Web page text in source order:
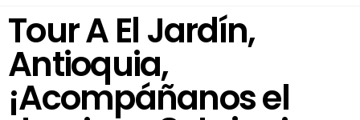
Tour A El Jardín,
Antioquia,
¡Acompáñanos el